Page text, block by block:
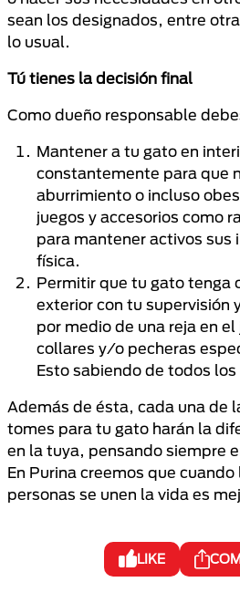
sean los designados, entre
lo usual.
Tú tienes la decisión final
Como dueño responsable
Mantener a tu gato en
constantemente para que
aburrimiento o incluso
juegos y accesorios como
para mantener activos sus
física.
Permitir que tu gato tenga
exterior con tu supervisión
por medio de una reja en
collares y/o pecheras
Esto sabiendo de todos
Además de ésta, cada una de
tomes para tu gato harán la
en la tuya, pensando siempre
En Purina creemos que
personas se unen la vida es
LIKE